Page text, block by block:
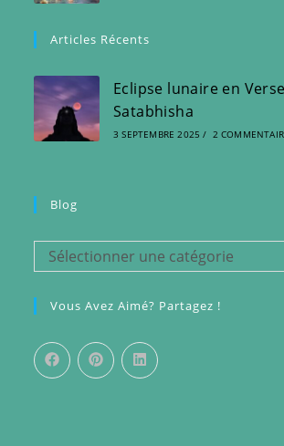
Articles Récents
Eclipse lunaire en
Satabhisha
3 SEPTEMBRE 2025 / 2
Blog
BlogSélectionner une catégorie
Vous Avez Aimé? Partagez !